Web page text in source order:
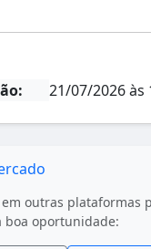
21/07/2026 às
outras plataformas
boa oportunidade: